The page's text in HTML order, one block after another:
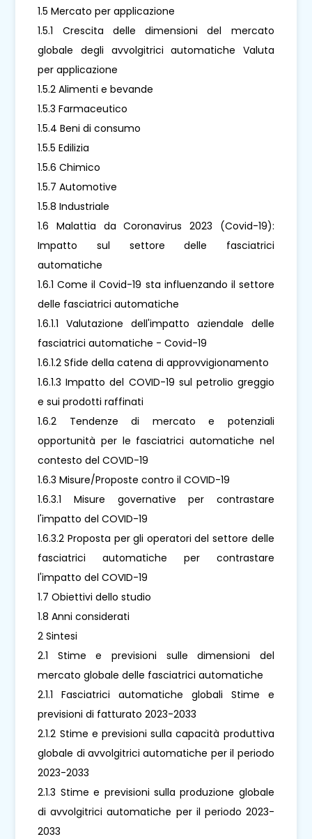
1.5 Mercato per applicazione
1.5.1 Crescita delle dimensioni del mercato
globale degli avvolgitrici automatiche Valuta
per applicazione
1.5.2 Alimenti e bevande
1.5.3 Farmaceutico
1.5.4 Beni di consumo
1.5.5 Edilizia
1.5.6 Chimico
1.5.7 Automotive
1.5.8 Industriale
1.6 Malattia da Coronavirus 2023 (Covid-19):
Impatto sul settore delle fasciatrici
automatiche
1.6.1 Come il Covid-19 sta influenzando il settore
delle fasciatrici automatiche
1.6.1.1 Valutazione dell'impatto aziendale delle
fasciatrici automatiche - Covid-19
1.6.1.2 Sfide della catena di approvvigionamento
1.6.1.3 Impatto del COVID-19 sul petrolio greggio
e sui prodotti raffinati
1.6.2 Tendenze di mercato e potenziali
opportunità per le fasciatrici automatiche nel
contesto del COVID-19
1.6.3 Misure/Proposte contro il COVID-19
1.6.3.1 Misure governative per contrastare
l'impatto del COVID-19
1.6.3.2 Proposta per gli operatori del settore delle
fasciatrici automatiche per contrastare
l'impatto del COVID-19
1.7 Obiettivi dello studio
1.8 Anni considerati
2 Sintesi
2.1 Stime e previsioni sulle dimensioni del
mercato globale delle fasciatrici automatiche
2.1.1 Fasciatrici automatiche globali Stime e
previsioni di fatturato 2023-2033
2.1.2 Stime e previsioni sulla capacità produttiva
globale di avvolgitrici automatiche per il periodo
2023-2033
2.1.3 Stime e previsioni sulla produzione globale
di avvolgitrici automatiche per il periodo 2023-
2033